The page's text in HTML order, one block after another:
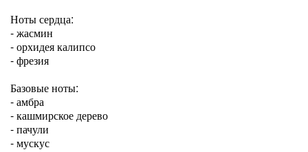
Ноты сердца:
- жасмин
- орхидея калипсо
- фрезия
Базовые ноты:
- амбра
- кашмирское дерево
- пачули
- мускус